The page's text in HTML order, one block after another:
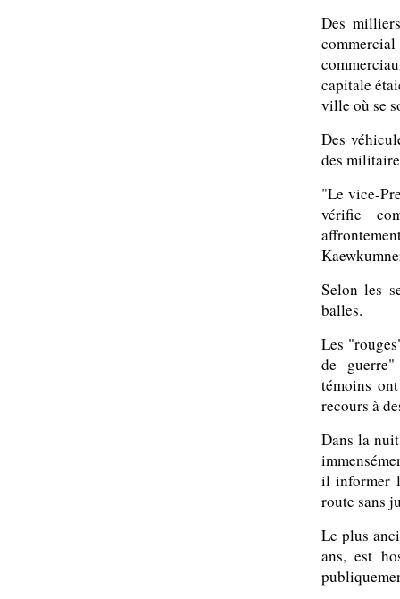
Des
capitale
ville où se
Des
des
"Le vice-
vérifie
Selon les
balles.
Les
de
témoins
recours à
Dans la
il informer
route sans
Le plus
ans, est